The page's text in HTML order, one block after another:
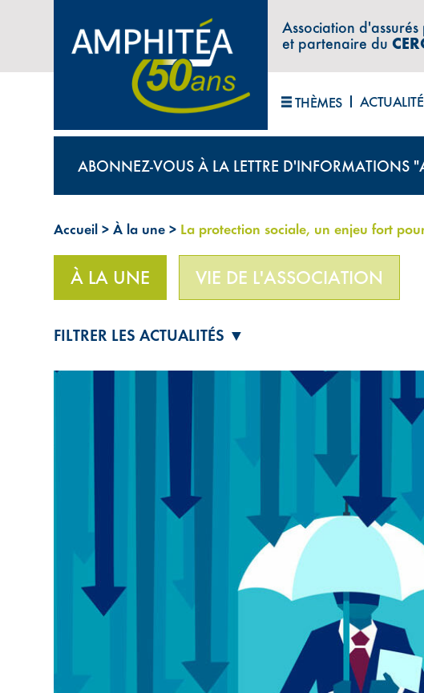
Association
et partenaire du
THÈMES
ABONNEZ-VOUS À LA LETTRE D'INFORMATIONS
Accueil > À la une > La protection sociale, un enjeu fort
À LA UNE VIE DE L'ASSOCIATION
FILTRER LES ACTUALITÉS ▼